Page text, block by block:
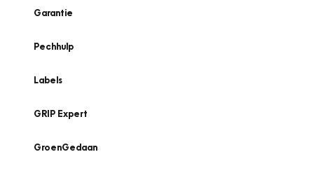
Garantie
Pechhulp
Labels
GRIP Expert
GroenGedaan